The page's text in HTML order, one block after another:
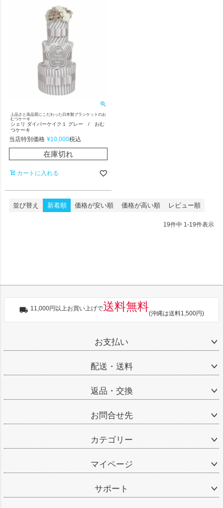
上品さと高品質にこだわった日本製ブランケットのお
むつケーキ
シェリ ダイパーケイク１ グレー / おむ
つケーキ
当店特別価格 ¥10,000税込
在庫切れ
カートに入れる
並び替え 新着順 価格が安い順 価格が高い順 レビュー順
19件中 1-19件表示
11,000円以上お買い上げで送料無料
(沖縄は送料1,500円)
お支払い
配送・送料
返品・交換
お問合せ先
カテゴリー
マイページ
サポート